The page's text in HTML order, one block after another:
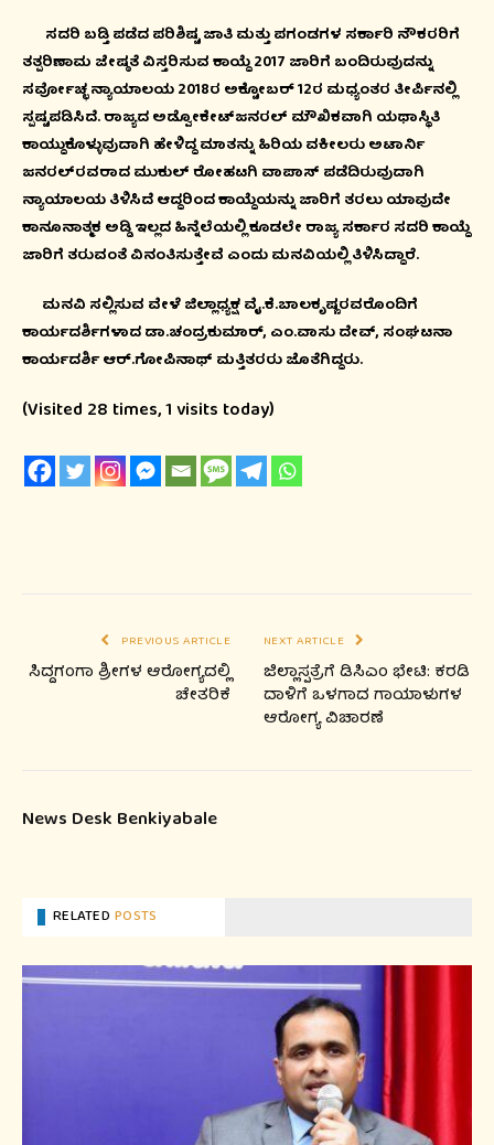
ಸದರಿ ಬಡ್ತಿ ಪಡೆದ ಪರಿಶಿಷ್ಟ ಜಾತಿ ಮತ್ತು ಪಗಂಡಗಳ ಸರ್ಕಾರಿ ನೌಕರರಿಗೆ
ತತ್ಪರಿಣಾಮ ಜೇಷ್ಠತೆ ವಿಸ್ತರಿಸುವ ಕಾಯ್ದೆ 2017 ಜಾರಿಗೆ ಬಂದಿರುವುದನ್ನು
ಸರ್ವೋಚ್ಛ ನ್ಯಾಯಾಲಯ 2018ರ ಅಕ್ಟೋಬರ್ 12ರ ಮಧ್ಯಂತರ ತೀರ್ಪಿನಲ್ಲಿ
ಸ್ಪಷ್ಟಪಡಿಸಿದೆ. ರಾಜ್ಯದ ಅಡ್ವೋಕೇಟ್‍ಜನರಲ್ ಮೌಖಿಕವಾಗಿ ಯಥಾಸ್ಥಿತಿ
ಕಾಯ್ದುಕೊಳ್ಳುವುದಾಗಿ ಹೇಳಿದ್ದ ಮಾತನ್ನು ಹಿರಿಯ ವಕೀಲರು ಅಟಾರ್ನಿ
ಜನರಲ್‍ರವರಾದ ಮುಕುಲ್ ರೋಹಟಗಿ ವಾಪಾಸ್ ಪಡೆದಿರುವುದಾಗಿ
ನ್ಯಾಯಾಲಯ ತಿಳಿಸಿದೆ ಆದ್ದರಿಂದ ಕಾಯ್ದೆಯನ್ನು ಜಾರಿಗೆ ತರಲು ಯಾವುದೇ
ಕಾನೂನಾತ್ಮಕ ಅಡ್ಡಿ ಇಲ್ಲದ ಹಿನ್ನೆಲೆಯಲ್ಲಿ ಕೂಡಲೇ ರಾಜ್ಯ ಸರ್ಕಾರ ಸದರಿ ಕಾಯ್ದೆ
ಜಾರಿಗೆ ತರುವಂತೆ ವಿನಂತಿಸುತ್ತೇವೆ ಎಂದು ಮನವಿಯಲ್ಲಿ ತಿಳಿಸಿದ್ದಾರೆ.
ಮನವಿ ಸಲ್ಲಿಸುವ ವೇಳೆ ಜಿಲ್ಲಾಧ್ಯಕ್ಷ ವೈ.ಕೆ.ಬಾಲಕೃಷ್ಣರವರೊಂದಿಗೆ
ಕಾರ್ಯದರ್ಶಿಗಳಾದ ಡಾ.ಚಂದ್ರಕುಮಾರ್, ಎಂ.ವಾಸು ದೇವ್, ಸಂಘಟನಾ
ಕಾರ್ಯದರ್ಶಿ ಆರ್.ಗೋಪಿನಾಥ್ ಮತ್ತಿತರರು ಜೊತೆಗಿದ್ದರು.
(Visited 28 times, 1 visits today)
PREVIOUS ARTICLE
ಸಿದ್ದಗಂಗಾ ಶ್ರೀಗಳ ಆರೋಗ್ಯದಲ್ಲಿ
ಚೇತರಿಕೆ
NEXT ARTICLE
ಜಿಲ್ಲಾಸ್ಪತ್ರೆಗೆ ಡಿಸಿಎಂ ಭೇಟಿ: ಕರಡಿ
ದಾಳಿಗೆ ಒಳಗಾದ ಗಾಯಾಳುಗಳ
ಆರೋಗ್ಯ ವಿಚಾರಣೆ
News Desk Benkiyabale
RELATEDPOSTS